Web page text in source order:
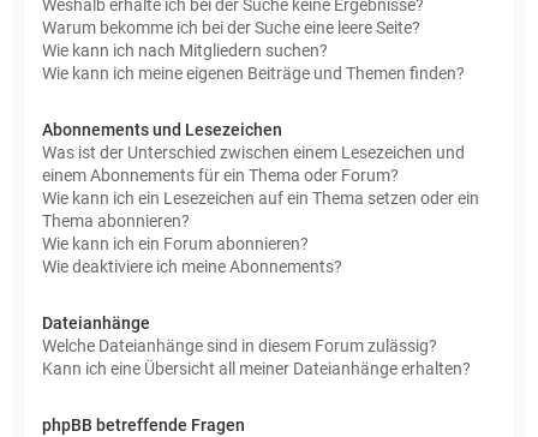
Weshalb erhalte ich bei der Suche keine Ergebnisse?
Warum bekomme ich bei der Suche eine leere Seite?
Wie kann ich nach Mitgliedern suchen?
Wie kann ich meine eigenen Beiträge und Themen finden?
Abonnements und Lesezeichen
Was ist der Unterschied zwischen einem Lesezeichen und
einem Abonnements für ein Thema oder Forum?
Wie kann ich ein Lesezeichen auf ein Thema setzen oder ein
Thema abonnieren?
Wie kann ich ein Forum abonnieren?
Wie deaktiviere ich meine Abonnements?
Dateianhänge
Welche Dateianhänge sind in diesem Forum zulässig?
Kann ich eine Übersicht all meiner Dateianhänge erhalten?
phpBB betreffende Fragen